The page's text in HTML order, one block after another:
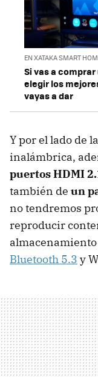
EN XATAKA SMART
Si vas a
elegir los
vayas a dar
Y por el lado de
inalámbrica,
puertos HDMI
también de un
no tendremos
reproducir
Bluetooth 5.3 y